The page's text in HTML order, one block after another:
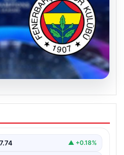
maçı ne
Hangi kanalda?
▲ +0.18%